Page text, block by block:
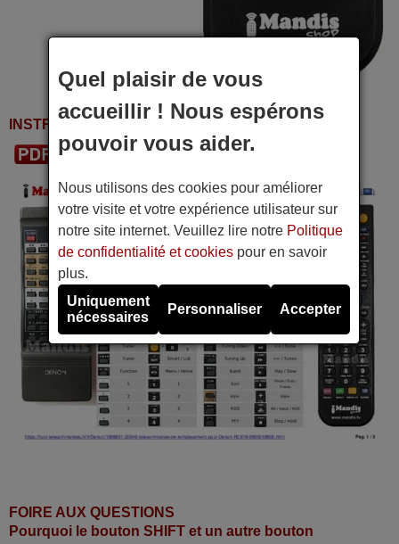
INSTRUCTIONS D'UTILISATION
Télécharger le PDF
FOIRE AUX QUESTIONS
Pourquoi le bouton SHIFT et un autre bouton
Quel plaisir de vous
accueillir ! Nous espérons
pouvoir vous aider.
Nous utilisons des cookies pour améliorer
votre visite et votre expérience utilisateur sur
notre site internet. Veuillez lire notre Politique
de confidentialité et cookiespour en savoir
plus.
Uniquement
nécessaires
Personnaliser Accepter